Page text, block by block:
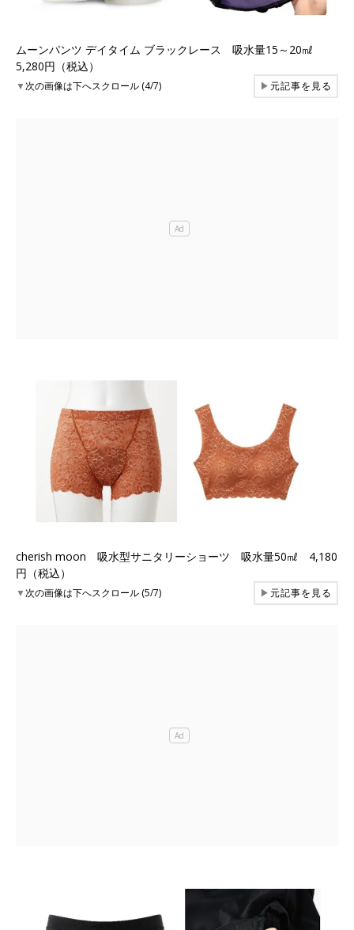
ムーンパンツ デイタイム ブラックレース 吸水量15～20㎖
5,280円（税込）
▼次の画像は下へスクロール (4/7) ▶元記事を見る
cherish moon 吸水型サニタリーショーツ 吸水量50㎖ 4,180
円（税込）
▼次の画像は下へスクロール (5/7) ▶元記事を見る